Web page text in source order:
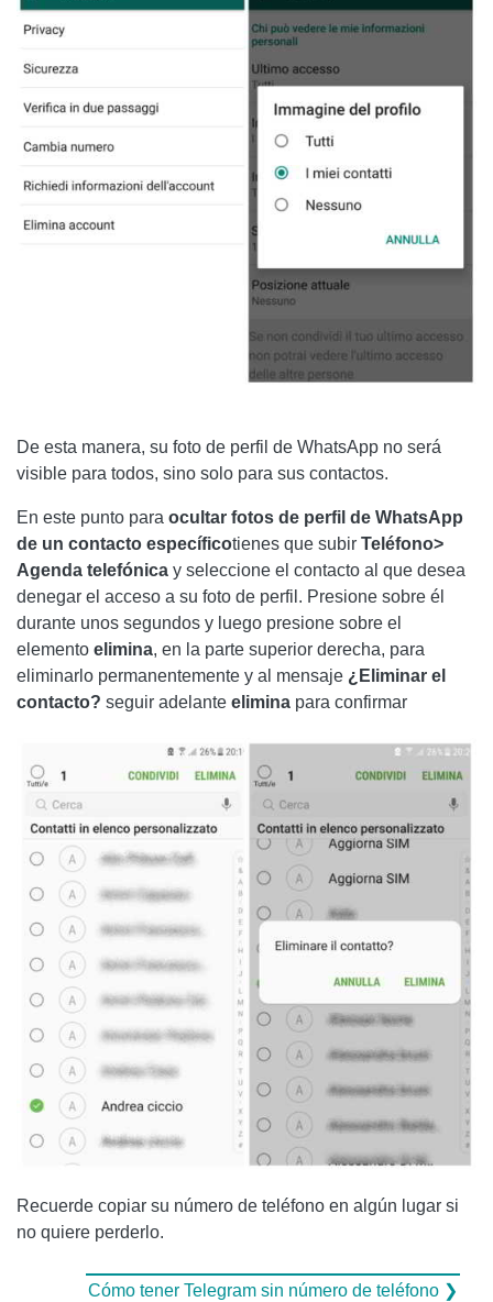
De esta manera, su foto de perfil de WhatsApp no ​​será
visible para todos, sino solo para sus contactos.
En este punto para ocultar fotos de perfil de WhatsApp
de un contacto específicotienes que subir Teléfono>
Agenda telefónica y seleccione el contacto al que desea
denegar el acceso a su foto de perfil. Presione sobre él
durante unos segundos y luego presione sobre el
elemento elimina, en la parte superior derecha, para
eliminarlo permanentemente y al mensaje ¿Eliminar el
contacto? seguir adelante elimina para confirmar
Recuerde copiar su número de teléfono en algún lugar si
no quiere perderlo.
Cómo tener Telegram sin número de teléfono ❯